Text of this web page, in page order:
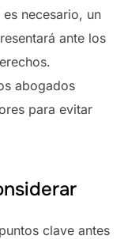
necesario, un
ante los
abogados
para evitar
clave antes